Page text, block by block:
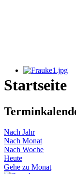
Startseite
Nach Jahr
Nach Monat
Nach Woche
Heute
Gehe zu Monat